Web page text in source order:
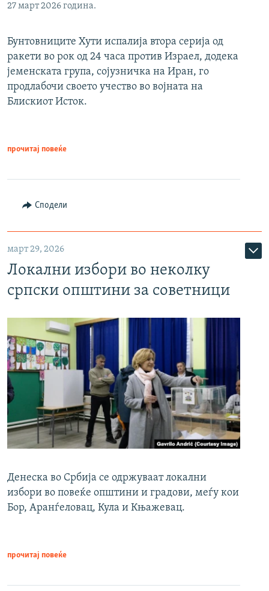
27 март 2026 година.
Бунтовниците Хути испалија втора серија од
ракети во рок од 24 часа против Израел, додека
јеменската група, сојузничка на Иран, го
продлабочи своето учество во војната на
Блискиот Исток.
прочитај повеќе
Сподели
март 29, 2026
Локални избори во неколку
српски општини за советници
Денеска во Србија се одржуваат локални
избори во повеќе општини и градови, меѓу кои
Бор, Аранѓеловац, Кула и Књажевац.
прочитај повеќе